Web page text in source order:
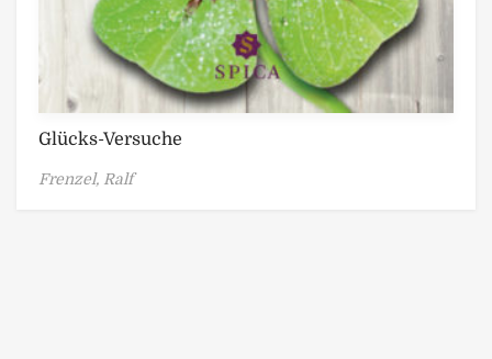
Glücks-Versuche
Frenzel, Ralf